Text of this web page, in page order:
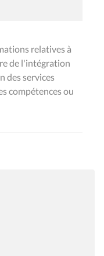
relatives à
de l'intégration
des services
compétences ou